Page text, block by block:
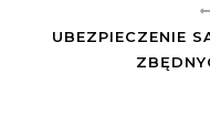
UBEZPIECZENIE